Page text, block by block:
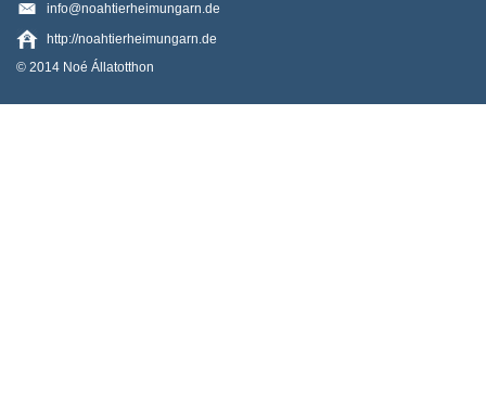
info@noahtierheimungarn.de
http://noahtierheimungarn.de
© 2014 Noé Állatotthon